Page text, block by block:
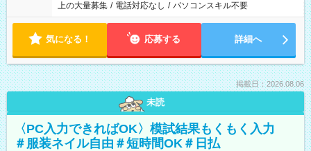
上の大量募集 / 電話対応なし / パソコンスキル不要
気になる！ 応募する 詳細へ
掲載日：2026.08.06
未読
〈PC入力できればOK〉模試結果もくもく入力
＃服装ネイル自由＃短時間OK＃日払